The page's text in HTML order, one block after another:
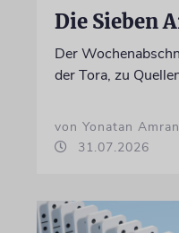
Die Sieben
Der
der Tora, zu
von Yonatan
31.07.2026